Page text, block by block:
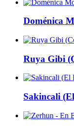
Doménica
Ruya Gibi
Sakincali